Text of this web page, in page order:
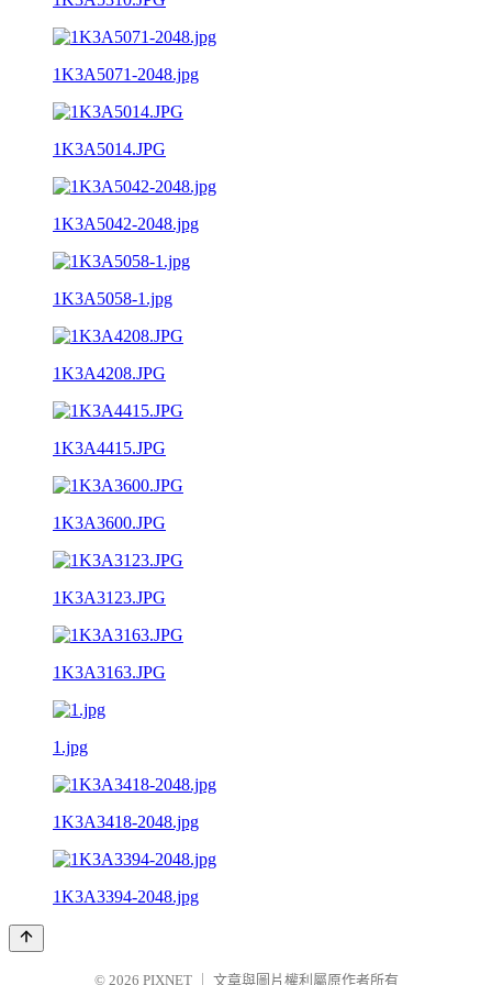
1K3A5071-2048.jpg
1K3A5014.JPG
1K3A5042-2048.jpg
1K3A5058-1.jpg
1K3A4208.JPG
1K3A4415.JPG
1K3A3600.JPG
1K3A3123.JPG
1K3A3163.JPG
1.jpg
1K3A3418-2048.jpg
1K3A3394-2048.jpg
© 2026 PIXNET 文章與圖片權利屬原作者所有